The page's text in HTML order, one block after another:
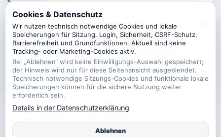
Leak · Versorgung & Alltag
Bankautomat fehlt
27711 Osterholz-Scharmbeck, Set... ·
0 Zustimmungen
· 15.06.2026
02:54
Cookies & Datenschutz
Wir nutzen technisch notwendige Cookies und lokale
Speicherungen für Sitzung, Login, Sicherheit, CSRF-Schutz,
Barrierefreiheit und Grundfunktionen. Aktuell sind keine
Tracking- oder Marketing-Cookies aktiv.
Bei „Ablehnen“ wird keine Einwilligungs-Auswahl gespeichert;
der Hinweis wird nur für diese Seitenansicht ausgeblendet.
Technisch notwendige Sitzungs-Cookies und funktionale lokale
Speicherungen können für die sichere Nutzung weiter
erforderlich sein.
Details in der Datenschutzerklärung
Ablehnen